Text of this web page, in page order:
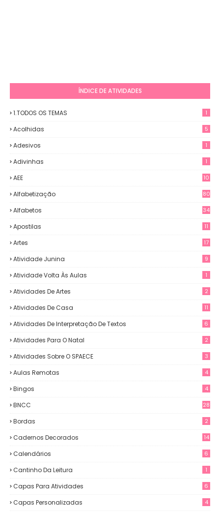
ÍNDICE DE ATIVIDADES
1.TODOS OS TEMAS 1
Acolhidas 5
Adesivos 1
Adivinhas 1
AEE 10
Alfabetização 80
Alfabetos 34
Apostilas 11
Artes 17
Atividade Junina 9
Atividade Volta Às Aulas 1
Atividades De Artes 2
Atividades De Casa 11
Atividades De Interpretação De Textos 6
Atividades Para O Natal 2
Atividades Sobre O SPAECE 3
Aulas Remotas 4
Bingos 4
BNCC 28
Bordas 2
Cadernos Decorados 14
Calendários 6
Cantinho Da Leitura 1
Capas Para Atividades 6
Capas Personalizadas 4